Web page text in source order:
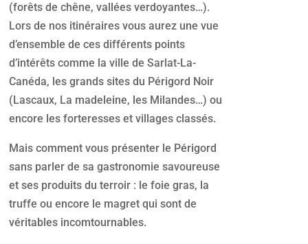
(forêts de chêne, vallées verdoyantes…).
Lors de nos itinéraires vous aurez une vue
d’ensemble de ces différents points
d’intérêts comme la ville de Sarlat-La-
Canéda, les grands sites du Périgord Noir
(Lascaux, La madeleine, les Milandes…) ou
encore les forteresses et villages classés.
Mais comment vous présenter le Périgord
sans parler de sa gastronomie savoureuse
et ses produits du terroir : le foie gras, la
truffe ou encore le magret qui sont de
véritables incomtournables.